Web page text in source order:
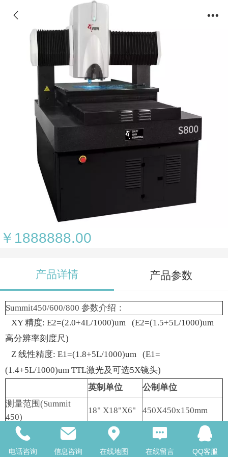
Summit 450/600/800
￥1888888.00
产品详情 产品参数
Summit450/600/800 参数介绍：
XY 精度: E2=(2.0+4L/1000)um (E2=(1.5+5L/1000)um
高分辨率刻度尺)
Z 线性精度: E1=(1.8+5L/1000)um (E1=
(1.4+5L/1000)um TTL激光及可选5X镜头)
英制单位
公制单位
测量范围(Summit
450)
18" X18"X6" 450X450x150mm
测量范围(Summit
18" X24"X6" 450X600x150mm
电话咨询 信息咨询 在线地图 在线留言 QQ客服